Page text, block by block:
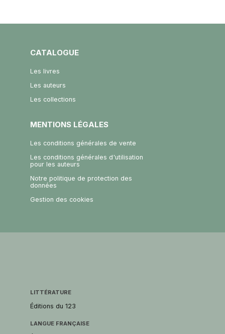
CATALOGUE
Les livres
Les auteurs
Les collections
MENTIONS LÉGALES
Les conditions générales de vente
Les conditions générales d'utilisation
pour les auteurs
Notre politique de protection des
données
Gestion des cookies
LITTÉRATURE
Éditions du 123
LANGUE FRANÇAISE